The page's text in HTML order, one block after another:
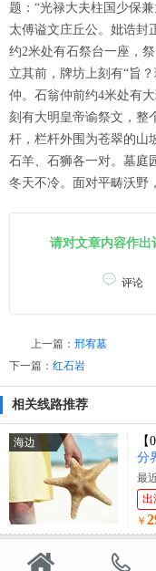
题：“光禄大夫柱国少保
太傅谥文庄丘公。妣诰封
约2米处有石祭台一座，
立其前，牌坊上刻有“旨
仲。石翁仲前约4米处有
刻有大明皇帝谕祭文，整
杆，栏杆外围为苍翠的山
石羊、石狮各一对。墓庭
冬天不冷。面对平畴沃野
请对文章内容作出
评论
上一篇： 邢宥墓
下一篇： 红石岩
相关线路推荐
海边
分
黎
最
出
￥